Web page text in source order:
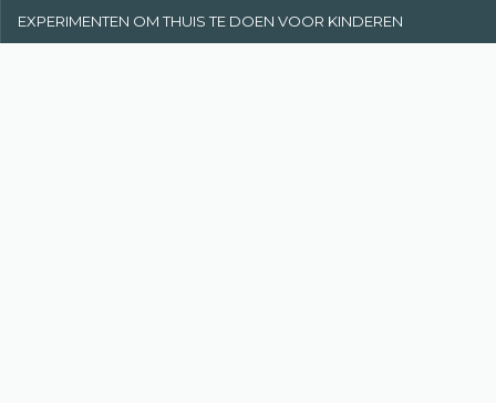
EXPERIMENTEN OM THUIS TE DOEN VOOR KINDEREN